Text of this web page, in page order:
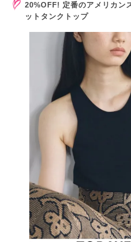
20%OFF! 定番のアメリカン
ットタンクトップ